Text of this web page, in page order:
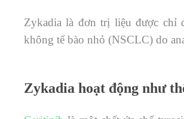
Zykadia là đơn trị liệu được chỉ
không tế bào nhỏ (NSCLC) do
Zykadia hoạt động như